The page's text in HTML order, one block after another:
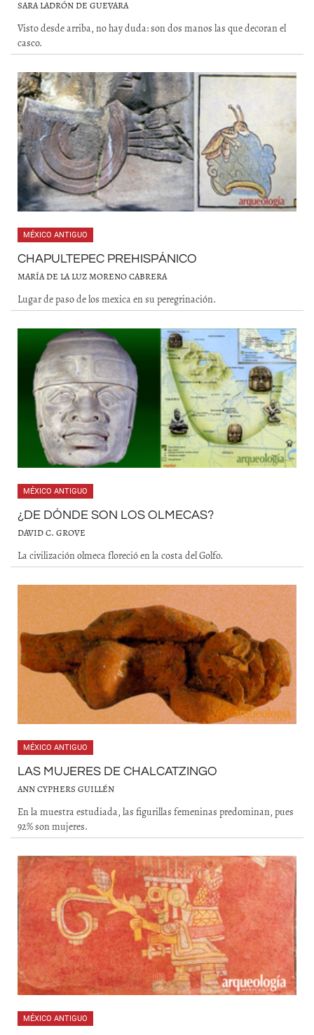
SARA LADRÓN DE GUEVARA
Visto desde arriba, no hay duda: son dos manos las que decoran el
casco.
MÉXICO ANTIGUO
CHAPULTEPEC PREHISPÁNICO
MARÍA DE LA LUZ MORENO CABRERA
Lugar de paso de los mexica en su peregrinación.
MÉXICO ANTIGUO
¿DE DÓNDE SON LOS OLMECAS?
DAVID C. GROVE
La civilización olmeca floreció en la costa del Golfo.
MÉXICO ANTIGUO
LAS MUJERES DE CHALCATZINGO
ANN CYPHERS GUILLÉN
En la muestra estudiada, las figurillas femeninas predominan, pues
92% son mujeres.
MÉXICO ANTIGUO